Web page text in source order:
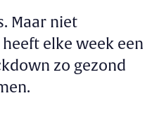
Maar niet
elke week een
zo gezond